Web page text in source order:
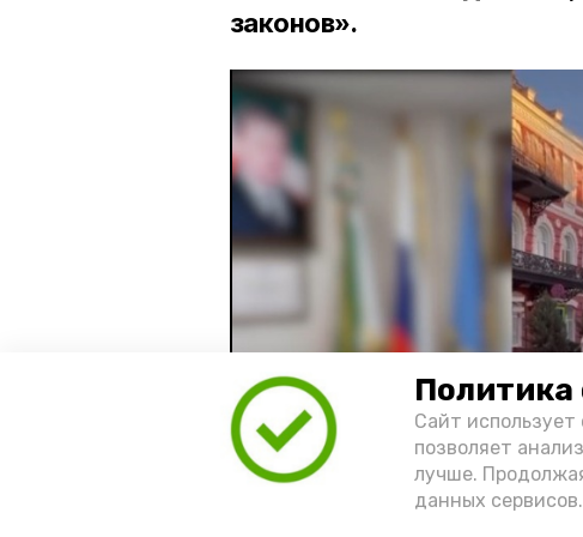
Сайт
позволяет
лучше.
данных сервисов.
законов».